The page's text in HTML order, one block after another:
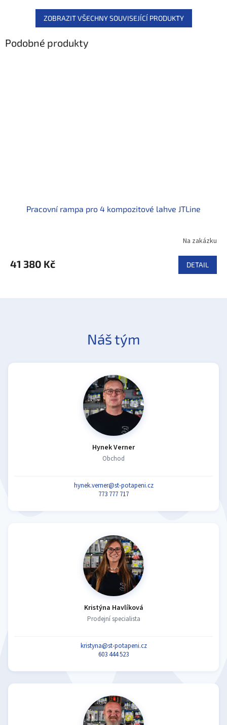
ZOBRAZIT VŠECHNY SOUVISEJÍCÍ PRODUKTY
Podobné produkty
Pracovní rampa pro 4 kompozitové lahve JTLine
Na zakázku
41 380 Kč DETAIL
Náš tým
Hynek Verner
Obchod
hynek.verner@st-potapeni.cz
773 777 717
Kristýna Havlíková
Prodejní specialista
kristyna@st-potapeni.cz
603 444 523